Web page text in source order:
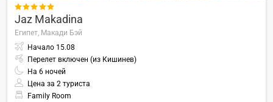

Jaz Makadina
Египет, Макади Бэй
Начало 15.08
Перелет включен (из Кишинев)
На 6 ночей
Цена за 2 туриста
Family Room